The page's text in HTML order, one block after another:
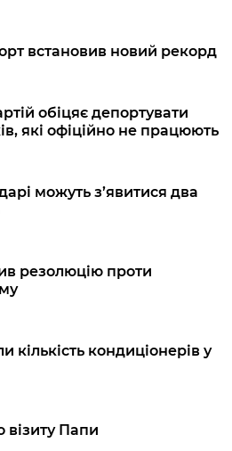
встановив новий рекорд
обіцяє депортувати
які офіційно не працюють
можуть з’явитися два
резолюцію проти
кількість кондиціонерів у
візиту Папи